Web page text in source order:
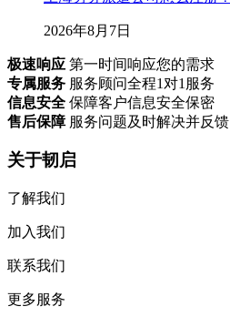
2026年8月7日
极速响应 第一时间响应您的需求
专属服务 服务顾问全程1对1服务
信息安全 保障客户信息安全保密
售后保障 服务问题及时解决并反馈
关于韧启
了解我们
加入我们
联系我们
更多服务